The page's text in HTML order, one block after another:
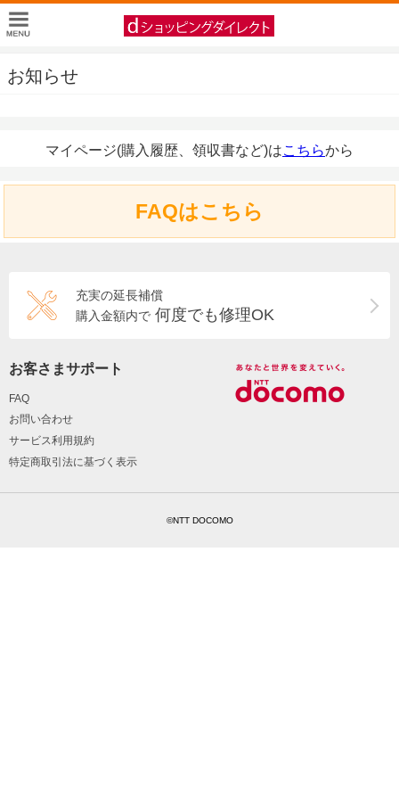
お知らせ
マイページ(購入履歴、領収書など)はこちらから
FAQはこちら
充実の延長補償
購入金額内で 何度でも修理OK
お客さまサポート
FAQ
お問い合わせ
サービス利用規約
特定商取引法に基づく表示
©NTT DOCOMO